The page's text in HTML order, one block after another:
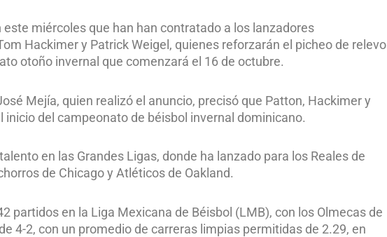
miércoles que han han contratado a los lanzadores
Hackimer y Patrick Weigel, quienes reforzarán el picheo de relevo
otoño invernal que comenzará el 16 de octubre.
Mejía, quien realizó el anuncio, precisó que Patton, Hackimer y
inicio del campeonato de béisbol invernal dominicano.
en las Grandes Ligas, donde ha lanzado para los Reales de
de Chicago y Atléticos de Oakland.
partidos en la Liga Mexicana de Béisbol (LMB), con los Olmecas de
4-2, con un promedio de carreras limpias permitidas de 2.29, en